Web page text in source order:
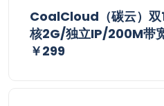
CoalCloud（碳云）双
核2G/独立IP/200M带
￥299